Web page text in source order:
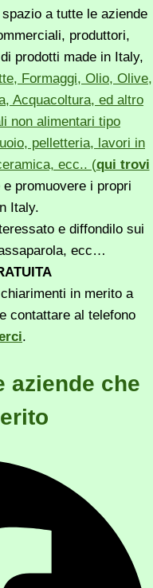
a tutte le aziende
produttori,
prodotti made in Italy,
Formaggi, Olio, Olive,
Acquacoltura, ed altro
non alimentari tipo
pelletteria, lavori in
ecc.. (qui trovi
promuovere i propri
Italy.
e diffondilo sui
ecc…
in merito a
contattare al telefono
.
aziende che